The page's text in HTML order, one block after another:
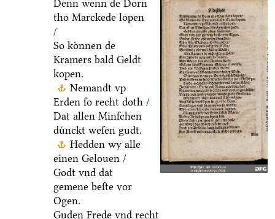
Denn wenn de Dorn
tho Marckede lopen
/
So koͤnnen de
Kramers bald Geldt
kopen.
Nemandt vp
Erden ſo recht doth /
Dat allen Minſchen
duͤnckt weſen gudt.
Hedden wy alle
einen Gelouen /
Godt vnd dat
gemene beſte vor
Ogen.
Guden Frede vnd recht